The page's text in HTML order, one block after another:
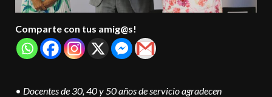
Comparte con tus amig@s!
• Docentes de 30, 40 y 50 años de servicio agradecen